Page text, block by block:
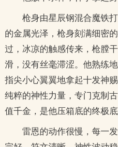
枪身由星辰钢混合魔铁
的金属光泽，枪身刻满细密
过，冰凉的触感传来，枪膛
滑，没有丝毫滞涩。他熟练
指尖小心翼翼地拿起十发神
纯粹的神性力量，专门克制
值千金，是他压箱底的终极底
雷恩的动作很慢，每一